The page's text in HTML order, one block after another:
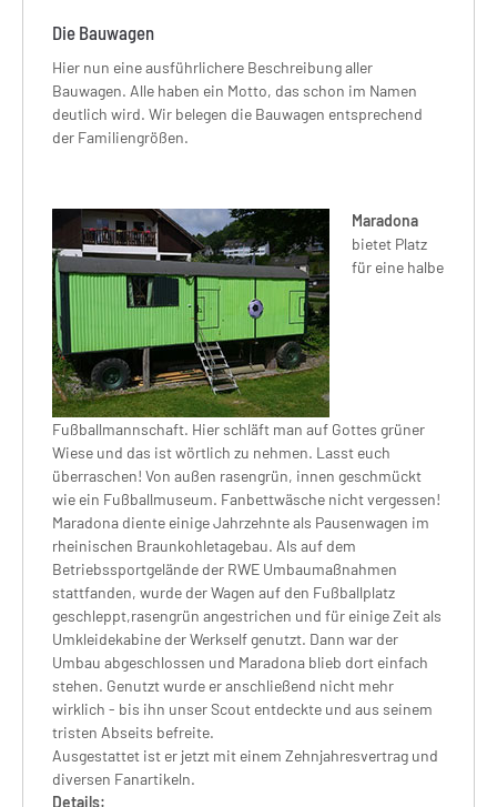
Die Bauwagen
Hier nun eine ausführlichere Beschreibung aller
Bauwagen. Alle haben ein Motto, das schon im Namen
deutlich wird. Wir belegen die Bauwagen entsprechend
der Familiengrößen.
Maradona
bietet Platz
für eine halbe
Fußballmannschaft. Hier schläft man auf Gottes grüner
Wiese und das ist wörtlich zu nehmen. Lasst euch
überraschen! Von außen rasengrün, innen geschmückt
wie ein Fußballmuseum. Fanbettwäsche nicht vergessen!
Maradona diente einige Jahrzehnte als Pausenwagen im
rheinischen Braunkohletagebau. Als auf dem
Betriebssportgelände der RWE Umbaumaßnahmen
stattfanden, wurde der Wagen auf den Fußballplatz
geschleppt,rasengrün angestrichen und für einige Zeit als
Umkleidekabine der Werkself genutzt. Dann war der
Umbau abgeschlossen und Maradona blieb dort einfach
stehen. Genutzt wurde er anschließend nicht mehr
wirklich - bis ihn unser Scout entdeckte und aus seinem
tristen Abseits befreite.
Ausgestattet ist er jetzt mit einem Zehnjahresvertrag und
diversen Fanartikeln.
Details: